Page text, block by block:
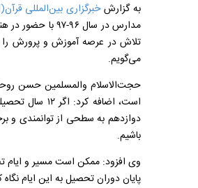
به گزارشخبرگزاری بین‌المللی
مدارس در سال
تلاش در عرصه آموزش و پرورش را
می‌گویم.
حجت‌الاسلام والمسلمین حسن
دوازدهم به سطحی از توانمندی و
باشیم.
وی افزود: ممکن است مسیر و ایام
پایان دوران تحصیل به این ایام